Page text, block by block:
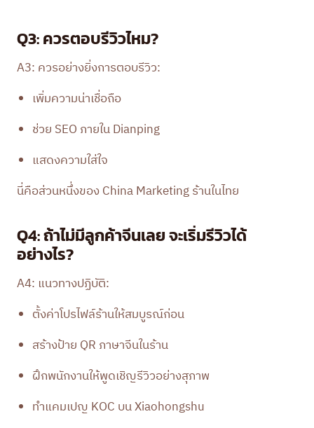
Q3: ควรตอบรีวิวไหม?
A3: ควรอย่างยิ่งการตอบรีวิว:
เพิ่มความน่าเชื่อถือ
ช่วย SEO ภายใน Dianping
แสดงความใส่ใจ
นี่คือส่วนหนึ่งของ China Marketing ร้านในไทย
Q4: ถ้าไม่มีลูกค้าจีนเลย จะเริ่มรีวิวได้
อย่างไร?
A4: แนวทางปฏิบัติ:
ตั้งค่าโปรไฟล์ร้านให้สมบูรณ์ก่อน
สร้างป้าย QR ภาษาจีนในร้าน
ฝึกพนักงานให้พูดเชิญรีวิวอย่างสุภาพ
ทำแคมเปญ KOC บน Xiaohongshu